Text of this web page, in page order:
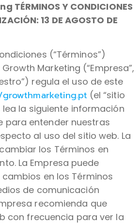
TÉRMINOS Y CONDICIONES
13 DE AGOSTO DE
(“Términos”)
Marketing (“Empresa”,
regula el uso de este
(el “sitio
lea la siguiente información
para entender nuestras
al uso del sitio web. La
los Términos en
La Empresa puede
en los Términos
de comunicación
recomienda que
con frecuencia para ver la